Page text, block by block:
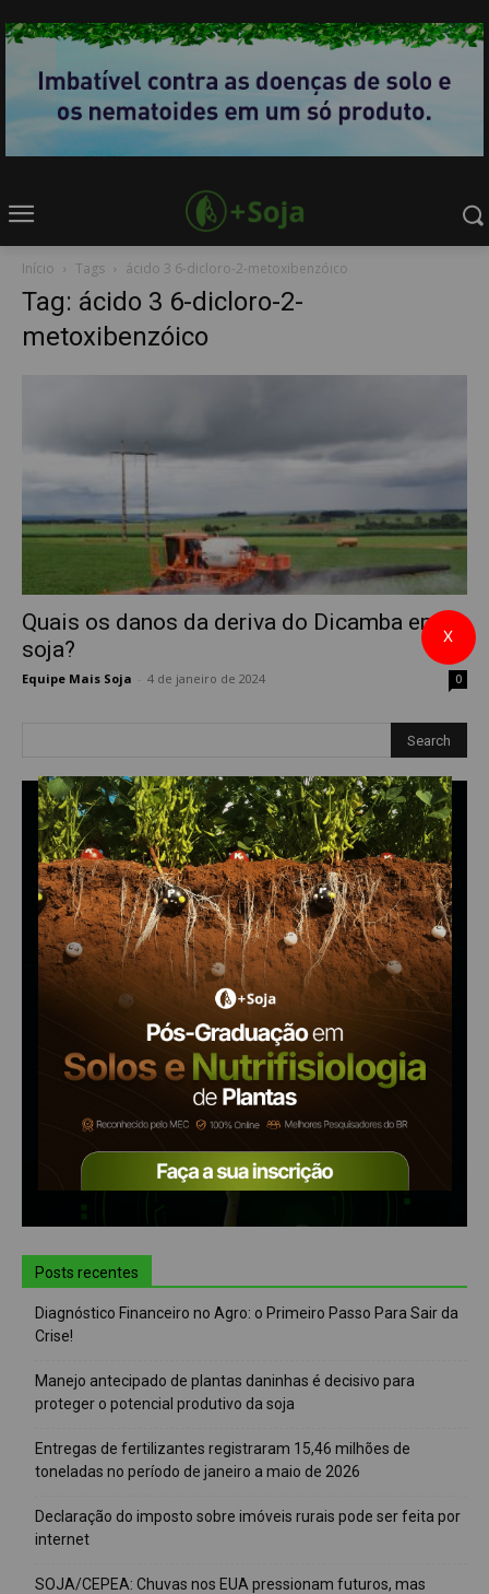
Início Tags ácido 3 6-dicloro-2-metoxibenzóico
Tag: ácido 3 6-dicloro-2-
metoxibenzóico
Quais os danos da deriva do Dicamba em
soja?
Equipe Mais Soja 4 de janeiro de 2024 0
Posts recentes
Diagnóstico Financeiro no Agro: o Primeiro Passo Para Sair da
Crise!
Manejo antecipado de plantas daninhas é decisivo para
proteger o potencial produtivo da soja
Entregas de fertilizantes registraram 15,46 milhões de
toneladas no período de janeiro a maio de 2026
Declaração do imposto sobre imóveis rurais pode ser feita por
internet
SOJA/CEPEA: Chuvas nos EUA pressionam futuros, mas
X